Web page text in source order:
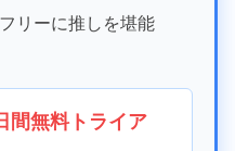
リーに推しを堪能
間無料トライア